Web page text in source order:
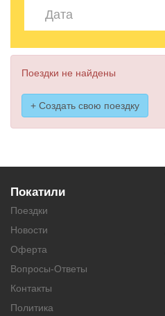
Поездки не найдены
+ Создать свою поездку
Покатили
Поездки
Новости
Оферта
Вопросы-Ответы
Контакты
Политика